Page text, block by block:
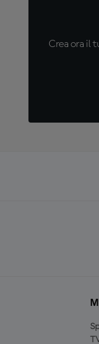
Crea ora il